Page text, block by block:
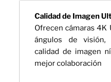
Calidad de Imagen
Ofrecen cámaras 4K
ángulos de visión,
calidad de imagen
mejor colaboración